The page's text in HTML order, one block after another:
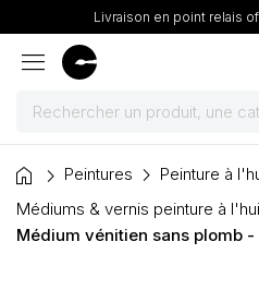
Livraison en point relais
menu
Peintures
Pinceaux & fournitures
home Peintures
Peinture à
Médiums & vernis peinture à
Médium vénitien sans plomb